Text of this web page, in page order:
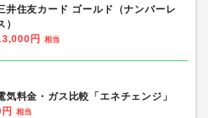
井住友カード ゴールド（ナンバーレ
）
円
相当
気料金・ガス比較「エネチェンジ」
相当